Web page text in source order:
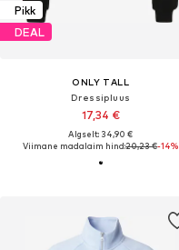
Pikk
DEAL
ONLY TALL
Dressipluus
17,34 €
Algselt: 34,90 €
Viimane madalaim hind:20,23 €-14%